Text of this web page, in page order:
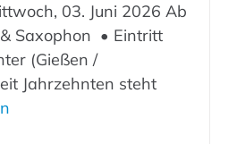
03. Juni 2026 Ab
Saxophon • Eintritt
(Gießen /
Jahrzehnten steht